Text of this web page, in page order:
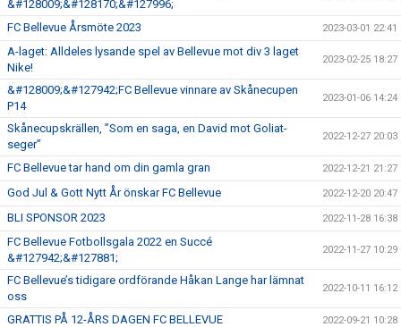
&#128009;&#128170;&#127996;
FC Bellevue Årsmöte 2023 2023-03-01 22:41
A-laget: Alldeles lysande spel av Bellevue mot div 3 laget
Nike!
2023-02-25 18:27
&#128009;&#127942;FC Bellevue vinnare av Skånecupen
P14
2023-01-06 14:24
Skånecupskrällen, ”Som en saga, en David mot Goliat-
seger”
2022-12-27 20:03
FC Bellevue tar hand om din gamla gran 2022-12-21 21:27
God Jul & Gott Nytt År önskar FC Bellevue 2022-12-20 20:47
BLI SPONSOR 2023 2022-11-28 16:38
FC Bellevue Fotbollsgala 2022 en Succé
&#127942;&#127881;
2022-11-27 10:29
FC Bellevue’s tidigare ordförande Håkan Lange har lämnat
oss
2022-10-11 16:12
GRATTIS PÅ 12-ÅRS DAGEN FC BELLEVUE 2022-09-21 10:28